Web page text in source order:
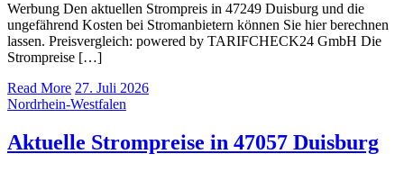
Werbung Den aktuellen Strompreis in 47249 Duisburg und die
ungefährend Kosten bei Stromanbietern können Sie hier berechnen
lassen. Preisvergleich: powered by TARIFCHECK24 GmbH Die
Strompreise […]
Read More 27. Juli 2026
Nordrhein-Westfalen
Aktuelle Strompreise in 47057 Duisburg